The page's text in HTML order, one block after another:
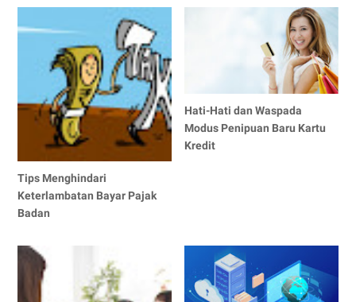
Tips Menghindari
Keterlambatan Bayar Pajak
Badan
Hati-Hati dan Waspada
Modus Penipuan Baru Kartu
Kredit